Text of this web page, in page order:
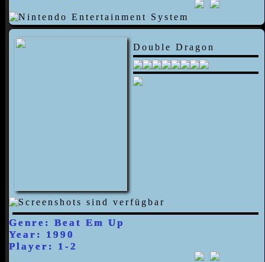
Double Dragon
Genre: Beat Em Up
Year: 1990
Player: 1-2